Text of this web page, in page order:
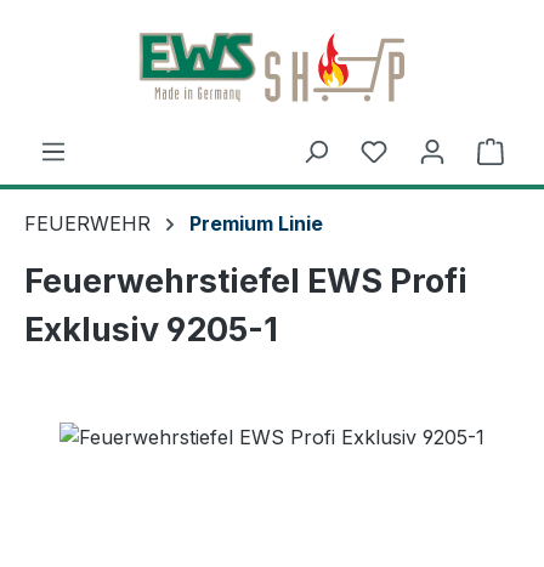
Zum Hauptinhalt springen
FEUERWEHR Premium Linie
Feuerwehrstiefel EWS Profi
Exklusiv 9205-1